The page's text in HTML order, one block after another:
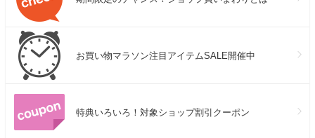
お買い物マラソン注目アイテムSALE開催中
特典いろいろ！対象ショップ割引クーポン